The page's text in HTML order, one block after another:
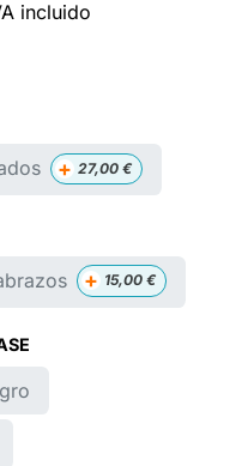
incluido
+ 27,00 €
+ 15,00 €